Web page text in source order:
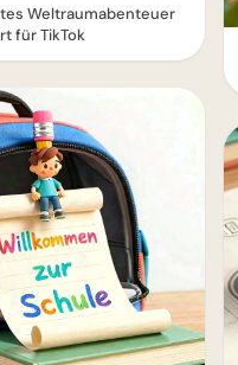
Weltraumabenteuer
für TikTok